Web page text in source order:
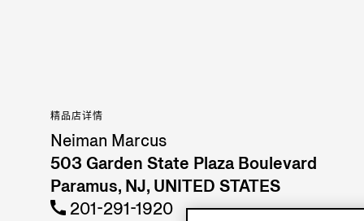
精品店详情
Neiman Marcus
503 Garden State Plaza Boulevard
Paramus, NJ, UNITED STATES
201-291-1920